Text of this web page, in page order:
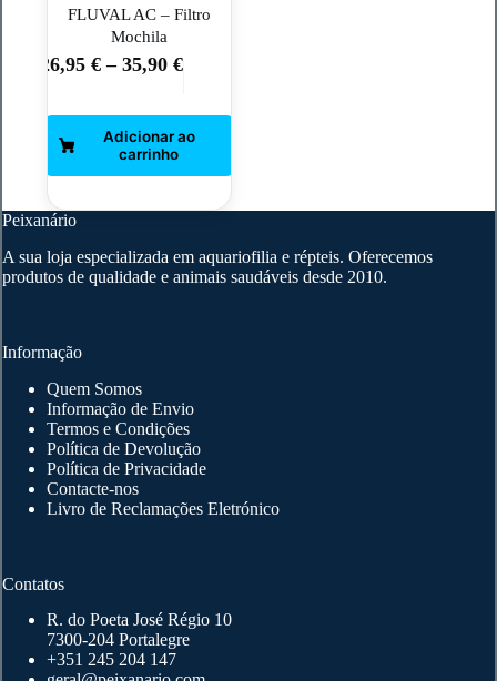
FLUVAL AC – Filtro
Mochila
26,95 € – 35,90 €
This
variants.
The
on
the
Peixanário
A sua loja especializada em aquariofilia e répteis. Oferecemos
produtos de qualidade e animais saudáveis desde 2010.
Informação
Quem Somos
Informação de Envio
Termos e Condições
Política de Devolução
Política de Privacidade
Contacte-nos
Livro de Reclamações Eletrónico
Contatos
R. do Poeta José Régio 10
7300-204 Portalegre
+351 245 204 147